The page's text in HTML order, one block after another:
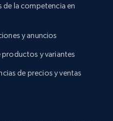
la competencia en
y anuncios
y variantes
de precios y ventas